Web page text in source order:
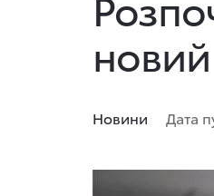
Новини Дата